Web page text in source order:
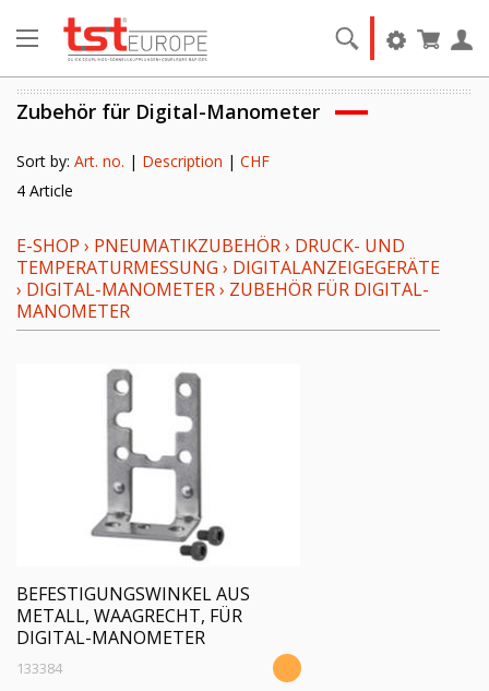
Zubehör für Digital-Manometer
Sort by: Art. no. | Description | CHF
4 Article
E-SHOP › PNEUMATIKZUBEHÖR› DRUCK- UND
TEMPERATURMESSUNG › DIGITALANZEIGEGERÄTE
› DIGITAL-MANOMETER› ZUBEHÖR FÜR DIGITAL-
MANOMETER
BEFESTIGUNGSWINKEL AUS
METALL, WAAGRECHT, FÜR
DIGITAL-MANOMETER
133384